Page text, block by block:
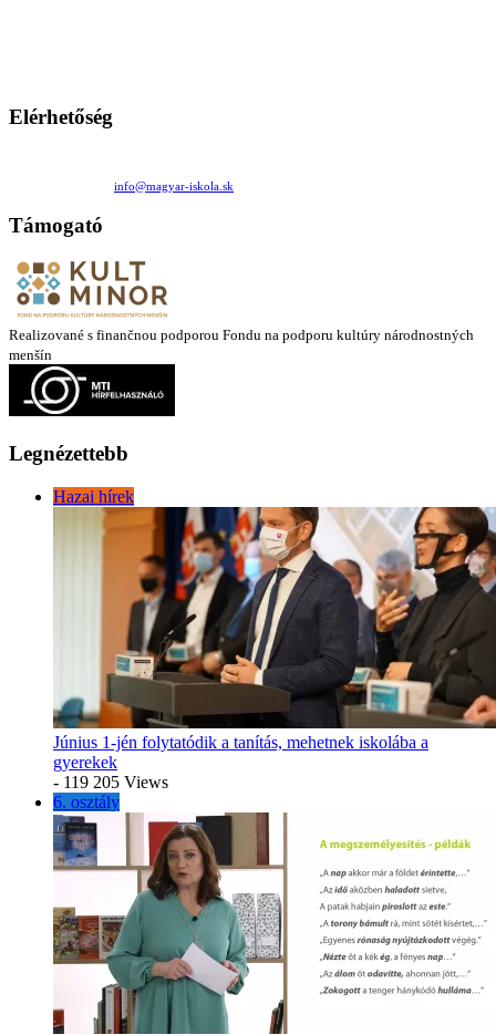
Elérhetőség
info@magyar-iskola.sk
Támogató
Realizované s finančnou podporou Fondu na podporu kultúry národnostných
menšín
Legnézettebb
Hazai hírek
Június 1-jén folytatódik a tanítás, mehetnek iskolába a
gyerekek
- 119 205 Views
6. osztály